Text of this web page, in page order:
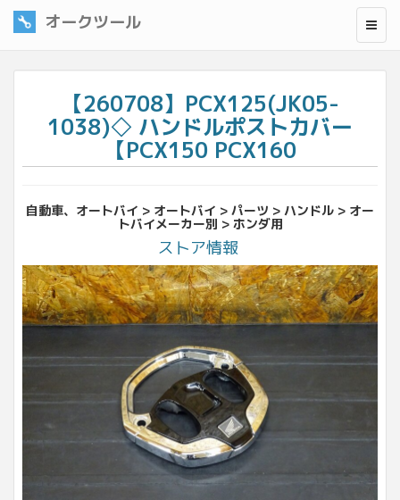
オークツール
【260708】PCX125(JK05-
1038)◇ ハンドルポストカバー
【PCX150 PCX160
自動車、オートバイ > オートバイ > パーツ > ハンドル > オー
トバイメーカー別 > ホンダ用
ストア情報